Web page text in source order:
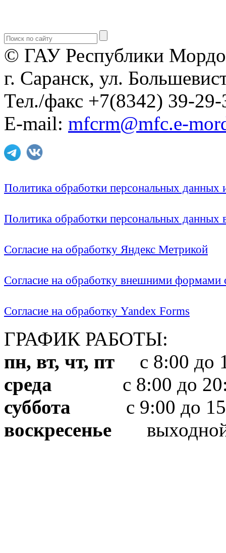
© ГАУ Республики
г. Саранск, ул.
Тел./факс +7(8342) 39-29-
E-mail: mfcrm@mfc.e-
Политика обработки персональных
Политика обработки персональных
Согласие на обработку Яндекс Метрикой
Согласие на обработку внешними формами
Согласие на обработку Yandex Forms
ГРАФИК РАБОТЫ:
пн, вт, чт, пт с 8:00 до
среда с 8:00 до
суббота с 9:00 до
воскресенье